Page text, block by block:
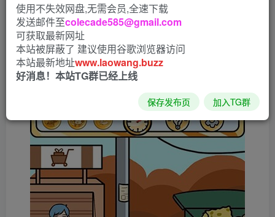
使用不失效网盘,无需会员,全速下载
发送邮件至colecade585@gmail.com
可获取最新网址
本站被屏蔽了 建议使用谷歌浏览器访问
本站最新地址www.laowang.buzz
好消息！本站TG群已经上线
保存发布页 加入TG群